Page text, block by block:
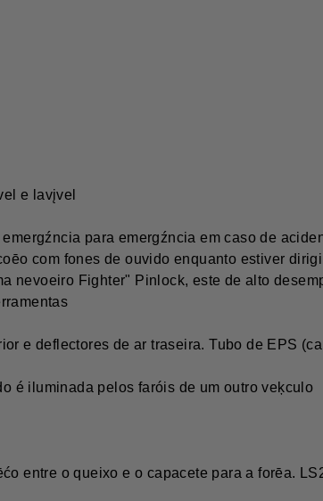
e lavįvel
para emergźncia em caso de
com fones de ouvido enquanto estiver
nevoeiro Fighter" Pinlock, este de alto
e deflectores de ar traseira. Tubo de EPS
é iluminada pelos faróis de um outro veķculo
entre o queixo e o capacete para a forēa.